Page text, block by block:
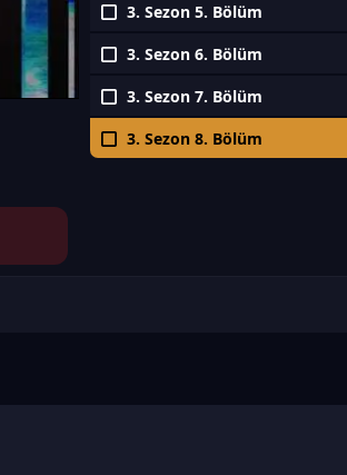
3. Sezon 5. Bölüm
3. Sezon 6. Bölüm
3. Sezon 7. Bölüm
3. Sezon 8. Bölüm